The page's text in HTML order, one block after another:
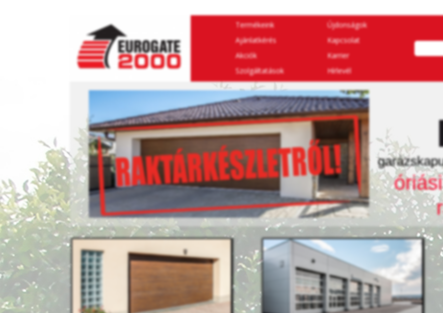
Termékeink
Újdonságok
Ajánlatkérés
Kapcsolat
Akciók
Karrier
Szolgáltatások
Hírlevél
óriási